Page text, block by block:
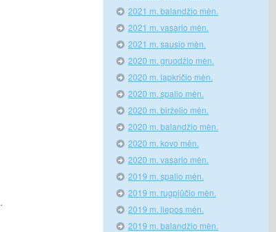
2021 m. balandžio mėn.
2021 m. vasario mėn.
2021 m. sausio mėn.
2020 m. gruodžio mėn.
2020 m. lapkričio mėn.
2020 m. spalio mėn.
2020 m. birželio mėn.
2020 m. balandžio mėn.
2020 m. kovo mėn.
2020 m. vasario mėn.
2019 m. spalio mėn.
2019 m. rugpjūčio mėn.
2019 m. liepos mėn.
2019 m. balandžio mėn.